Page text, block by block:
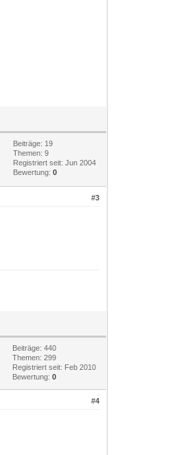
Beiträge: 19
Themen: 9
Registriert seit: Jun 2004
Bewertung:0
#3
Beiträge: 440
Themen: 299
Registriert seit: Feb 2010
Bewertung:0
#4